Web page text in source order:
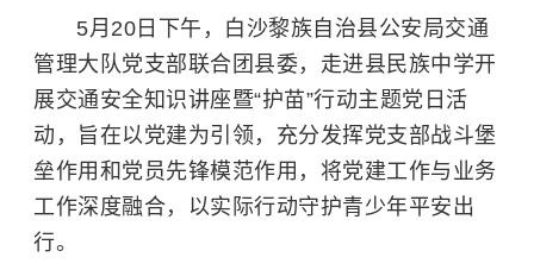
5月20日下午，白沙黎族自治县公安局交通
管理大队党支部联合团县委，走进县民族中学开
展交通安全知识讲座暨“护苗”行动主题党日活
动，旨在以党建为引领，充分发挥党支部战斗堡
垒作用和党员先锋模范作用，将党建工作与业务
工作深度融合，以实际行动守护青少年平安出
行。